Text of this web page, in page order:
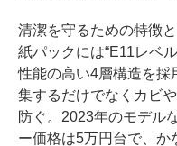
清潔を守るための特徴
紙パックには“E11レベ
性能の高い4層構造を採
集するだけでなくカビ
防ぐ。2023年のモデル
ー価格は5万円台で、か